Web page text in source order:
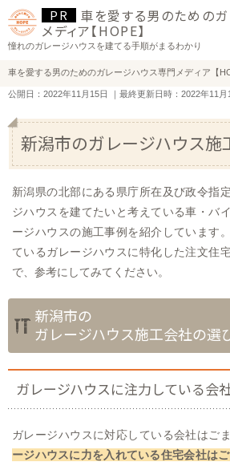
車を愛する男のための
メディア【HOPE】
憧れのガレージハウスを建てる手順がまるわかり
車を愛する男のためのガレージハウス専門メディア【
公開日：2022年11月15日 ｜最終更新日時：2022年11月
新潟市のガレージハウス施
新潟県の北部にある県庁所在及び政令指
ジハウスを建てたいと考えている車・バ
ージハウスの施工事例を紹介しています
ているガレージハウスに特化した注文住
で、参考にしてみてください。
新潟市の
ガレージハウス施工会社の選
ガレージハウスに注力している会
ガレージハウスに対応している会社はご
ージハウスに力を入れている住宅会社は